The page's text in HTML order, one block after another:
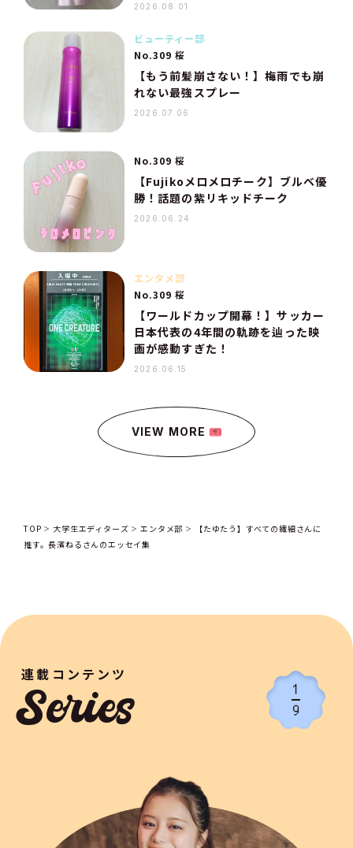
2026.08.01
ビューティー部
No.309 桜
【もう前髪崩さない！】梅雨でも崩
れない最強スプレー
2026.07.06
No.309 桜
【Fujikoメロメロチーク】ブルベ優
勝！話題の紫リキッドチーク
2026.06.24
エンタメ部
No.309 桜
【ワールドカップ開幕！】サッカー
日本代表の4年間の軌跡を辿った映
画が感動すぎた！
2026.06.15
VIEW MORE
TOP 大学生エディターズ エンタメ部
【たゆたう】すべての繊細さんに
推す。長濱ねるさんのエッセイ集
連載コンテンツ
Series
1
9